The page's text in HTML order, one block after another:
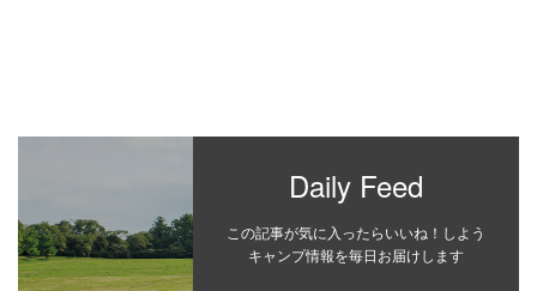
Daily Feed
この記事が気に入ったらいいね！しよう
キャンプ情報を毎日お届けします